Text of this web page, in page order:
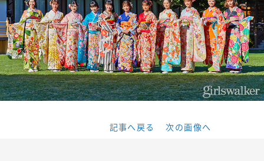
記事へ戻る 次の画像へ